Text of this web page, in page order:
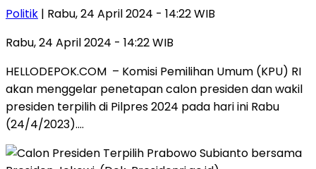
Politik | Rabu, 24 April 2024 - 14:22 WIB
Rabu, 24 April 2024 - 14:22 WIB
HELLODEPOK.COM – Komisi Pemilihan Umum (KPU) RI
akan menggelar penetapan calon presiden dan wakil
presiden terpilih di Pilpres 2024 pada hari ini Rabu
(24/4/2023)….